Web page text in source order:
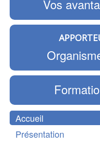
Vos
Accueil
Présentation